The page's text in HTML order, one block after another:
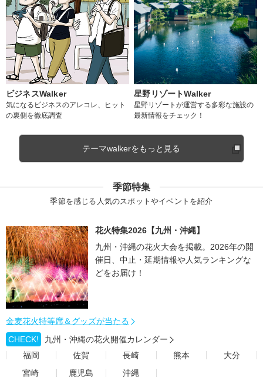
ビジネスWalker
気になるビジネスのアレコレ、ヒット
の裏側を徹底調査
星野リゾートWalker
星野リゾートが運営する多彩な施設の
最新情報をチェック！
テーマwalkerをもっと見る
季節特集
季節を感じる人気のスポットやイベントを紹介
花火特集2026【九州・沖縄】
九州・沖縄の花火大会を掲載。2026年の開
催日、中止・延期情報や人気ランキングな
どをお届け！
金麦花火特等席＆グッズが当たる
CHECK!
九州・沖縄の花火開催カレンダー
福岡
佐賀 長崎 熊本
大分
宮崎
鹿児島 沖縄